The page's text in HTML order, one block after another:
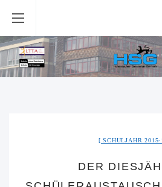
SCHULJAHR 2015-
DER